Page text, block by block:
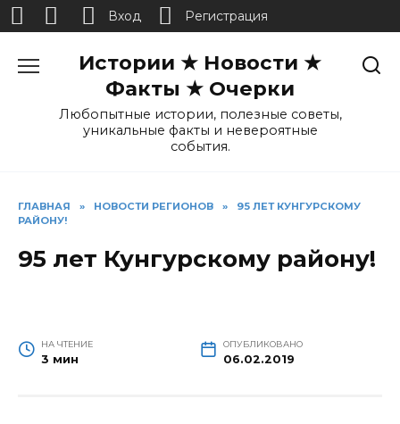
Истории ★ Новости ★
Факты ★ Очерки
Любопытные истории, полезные советы,
уникальные факты и невероятные
события.
ГЛАВНАЯ » НОВОСТИ РЕГИОНОВ »
95 ЛЕТ КУНГУРСКОМУ
РАЙОНУ!
95 лет Кунгурскому району!
НА ЧТЕНИЕ
3 мин
ОПУБЛИКОВАНО
06.02.2019
Вход Регистрация